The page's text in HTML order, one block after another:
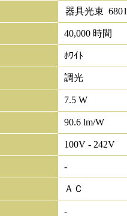
器具光束 680
40,000 時間
ﾎﾜｲﾄ
調光
7.5 W
90.6 lm/W
100V - 242V
-
ＡＣ
-